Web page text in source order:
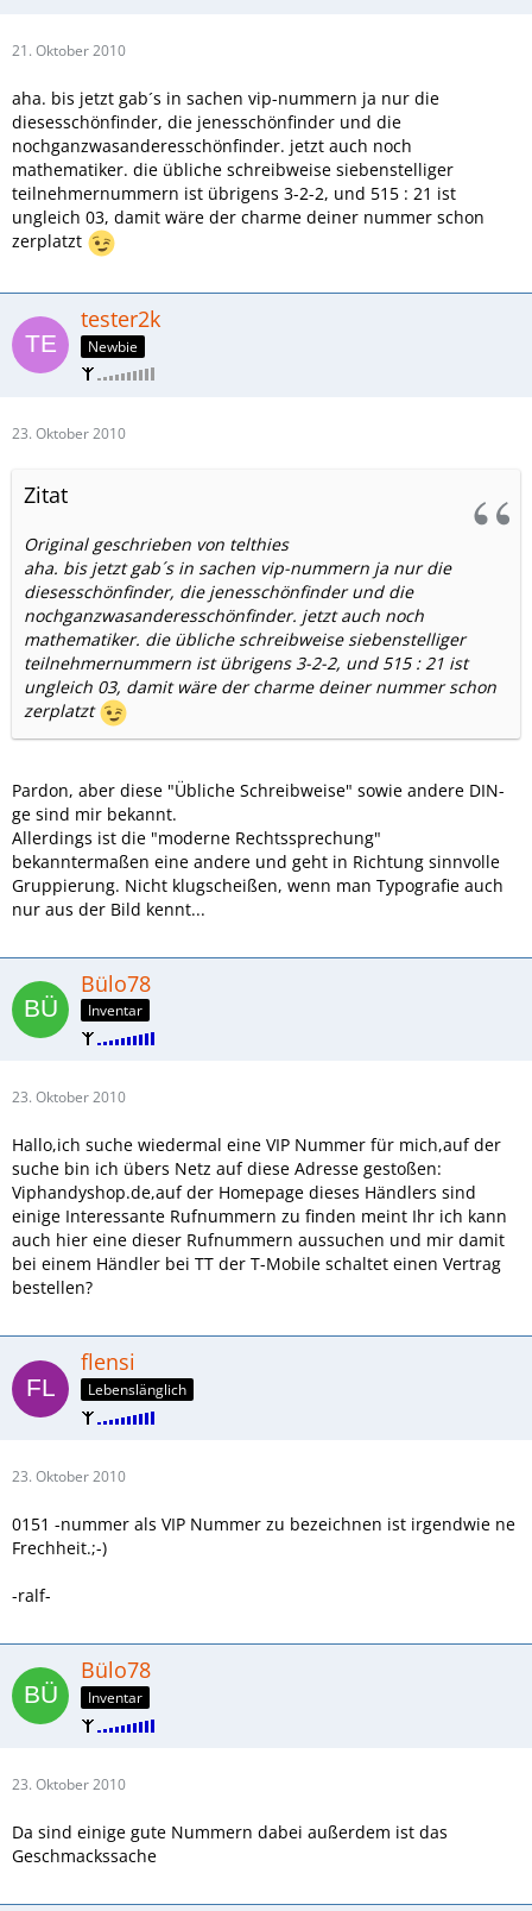
21. Oktober 2010
aha. bis jetzt gab´s in sachen vip-nummern ja nur die
diesesschönfinder, die jenesschönfinder und die
nochganzwasanderesschönfinder. jetzt auch noch
mathematiker. die übliche schreibweise siebenstelliger
teilnehmernummern ist übrigens 3-2-2, und 515 : 21 ist
ungleich 03, damit wäre der charme deiner nummer schon
zerplatzt
tester2k
Newbie
23. Oktober 2010
Zitat
Original geschrieben von telthies
aha. bis jetzt gab´s in sachen vip-nummern ja nur die
diesesschönfinder, die jenesschönfinder und die
nochganzwasanderesschönfinder. jetzt auch noch
mathematiker. die übliche schreibweise siebenstelliger
teilnehmernummern ist übrigens 3-2-2, und 515 : 21 ist
ungleich 03, damit wäre der charme deiner nummer schon
zerplatzt
Pardon, aber diese "Übliche Schreibweise" sowie andere DIN-
ge sind mir bekannt.
Allerdings ist die "moderne Rechtssprechung"
bekanntermaßen eine andere und geht in Richtung sinnvolle
Gruppierung. Nicht klugscheißen, wenn man Typografie auch
nur aus der Bild kennt...
Bülo78
Inventar
23. Oktober 2010
Hallo,ich suche wiedermal eine VIP Nummer für mich,auf der
suche bin ich übers Netz auf diese Adresse gestoßen:
Viphandyshop.de,auf der Homepage dieses Händlers sind
einige Interessante Rufnummern zu finden meint Ihr ich kann
auch hier eine dieser Rufnummern aussuchen und mir damit
bei einem Händler bei TT der T-Mobile schaltet einen Vertrag
bestellen?
flensi
Lebenslänglich
23. Oktober 2010
0151 -nummer als VIP Nummer zu bezeichnen ist irgendwie ne
Frechheit.;-)
-ralf-
Bülo78
Inventar
23. Oktober 2010
Da sind einige gute Nummern dabei außerdem ist das
Geschmackssache